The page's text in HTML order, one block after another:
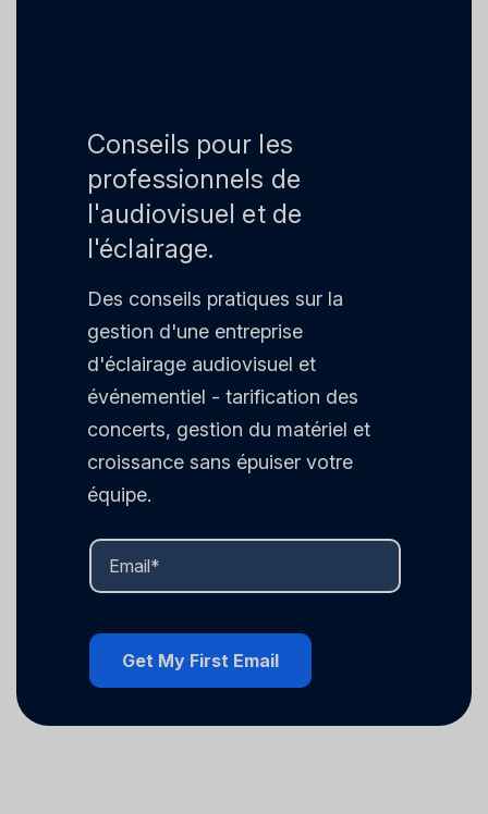
Conseils pour les
professionnels de
l'audiovisuel et de
l'éclairage.
Des conseils pratiques sur la
gestion d'une entreprise
d'éclairage audiovisuel et
événementiel - tarification des
concerts, gestion du matériel et
croissance sans épuiser votre
équipe.